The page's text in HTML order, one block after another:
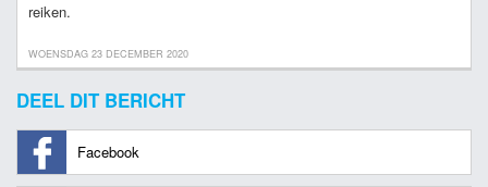
reiken.
WOENSDAG 23 DECEMBER 2020
DEEL DIT BERICHT
Facebook